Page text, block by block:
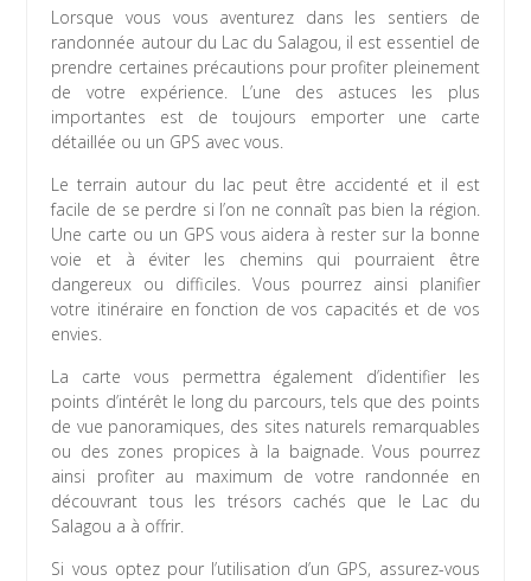
Lorsque vous vous aventurez dans les sentiers de
randonnée autour du Lac du Salagou, il est essentiel de
prendre certaines précautions pour profiter pleinement
de votre expérience. L’une des astuces les plus
importantes est de toujours emporter une carte
détaillée ou un GPS avec vous.
Le terrain autour du lac peut être accidenté et il est
facile de se perdre si l’on ne connaît pas bien la région.
Une carte ou un GPS vous aidera à rester sur la bonne
voie et à éviter les chemins qui pourraient être
dangereux ou difficiles. Vous pourrez ainsi planifier
votre itinéraire en fonction de vos capacités et de vos
envies.
La carte vous permettra également d’identifier les
points d’intérêt le long du parcours, tels que des points
de vue panoramiques, des sites naturels remarquables
ou des zones propices à la baignade. Vous pourrez
ainsi profiter au maximum de votre randonnée en
découvrant tous les trésors cachés que le Lac du
Salagou a à offrir.
Si vous optez pour l’utilisation d’un GPS, assurez-vous